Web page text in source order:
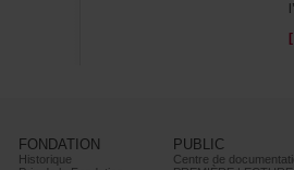
FONDATION
Historique
PUBLIC